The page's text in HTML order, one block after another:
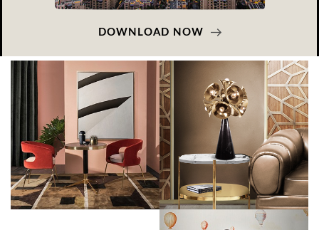
DOWNLOAD NOW